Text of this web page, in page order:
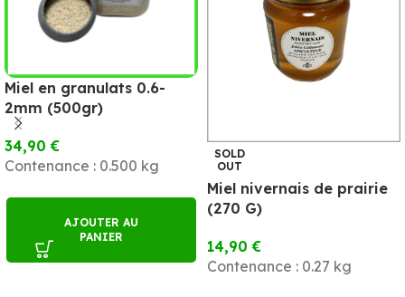
Miel en granulats 0.6-
2mm (500gr)
34,90€
Contenance : 0.500 kg
AJOUTER AU
PANIER
SOLD
OUT
Miel nivernais de prairie
(270 G)
14,90€
Contenance : 0.27 kg